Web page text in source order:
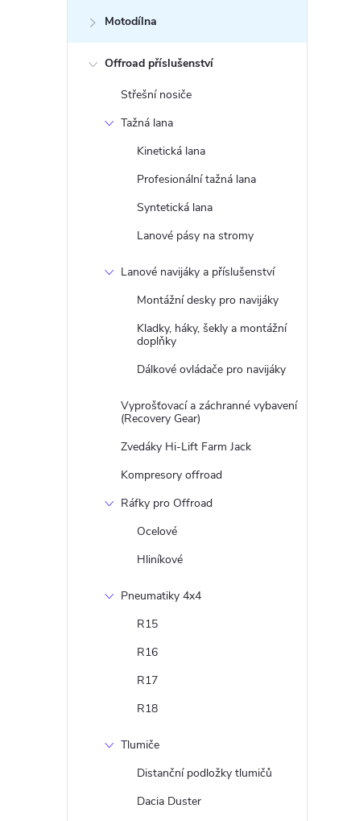
Motodílna
Offroad příslušenství
Střešní nosiče
Tažná lana
Kinetická lana
Profesionální tažná lana
Syntetická lana
Lanové pásy na stromy
Lanové navijáky a příslušenství
Montážní desky pro navijáky
Kladky, háky, šekly a montážní
doplňky
Dálkové ovládače pro navijáky
Vyprošťovací a záchranné vybavení
(Recovery Gear)
Zvedáky Hi-Lift Farm Jack
Kompresory offroad
Ráfky pro Offroad
Ocelové
Hliníkové
Pneumatiky 4x4
R15
R16
R17
R18
Tlumiče
Distanční podložky tlumičů
Dacia Duster